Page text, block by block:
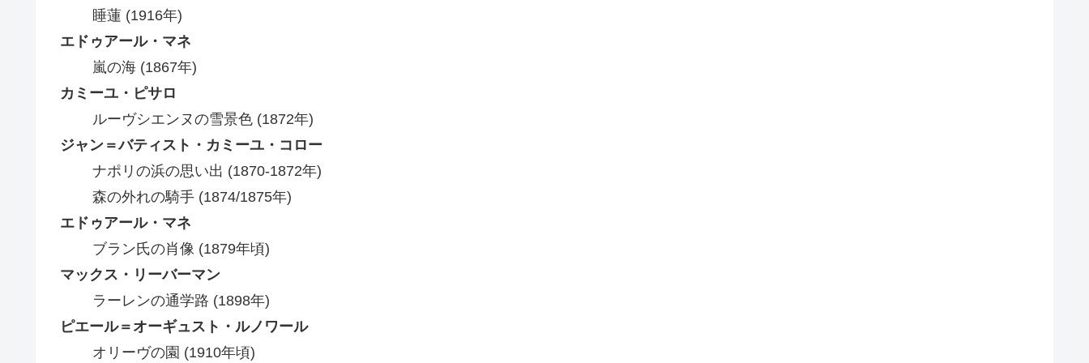
睡蓮 (1916年)
エドゥアール・マネ
嵐の海 (1867年)
カミーユ・ピサロ
ルーヴシエンヌの雪景色 (1872年)
ジャン＝バティスト・カミーユ・コロー
ナポリの浜の思い出 (1870-1872年)
森の外れの騎手 (1874/1875年)
エドゥアール・マネ
ブラン氏の肖像 (1879年頃)
マックス・リーバーマン
ラーレンの通学路 (1898年)
ピエール＝オーギュスト・ルノワール
オリーヴの園 (1910年頃)